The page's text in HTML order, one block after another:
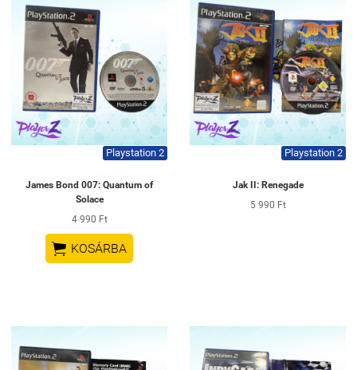
Playstation 2
James Bond 007: Quantum of
Solace
4 990 Ft
 KOSÁRBA
Playstation 2
Jak II: Renegade
5 990 Ft